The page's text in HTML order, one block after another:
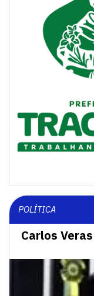
POLÍTICA
Carlos